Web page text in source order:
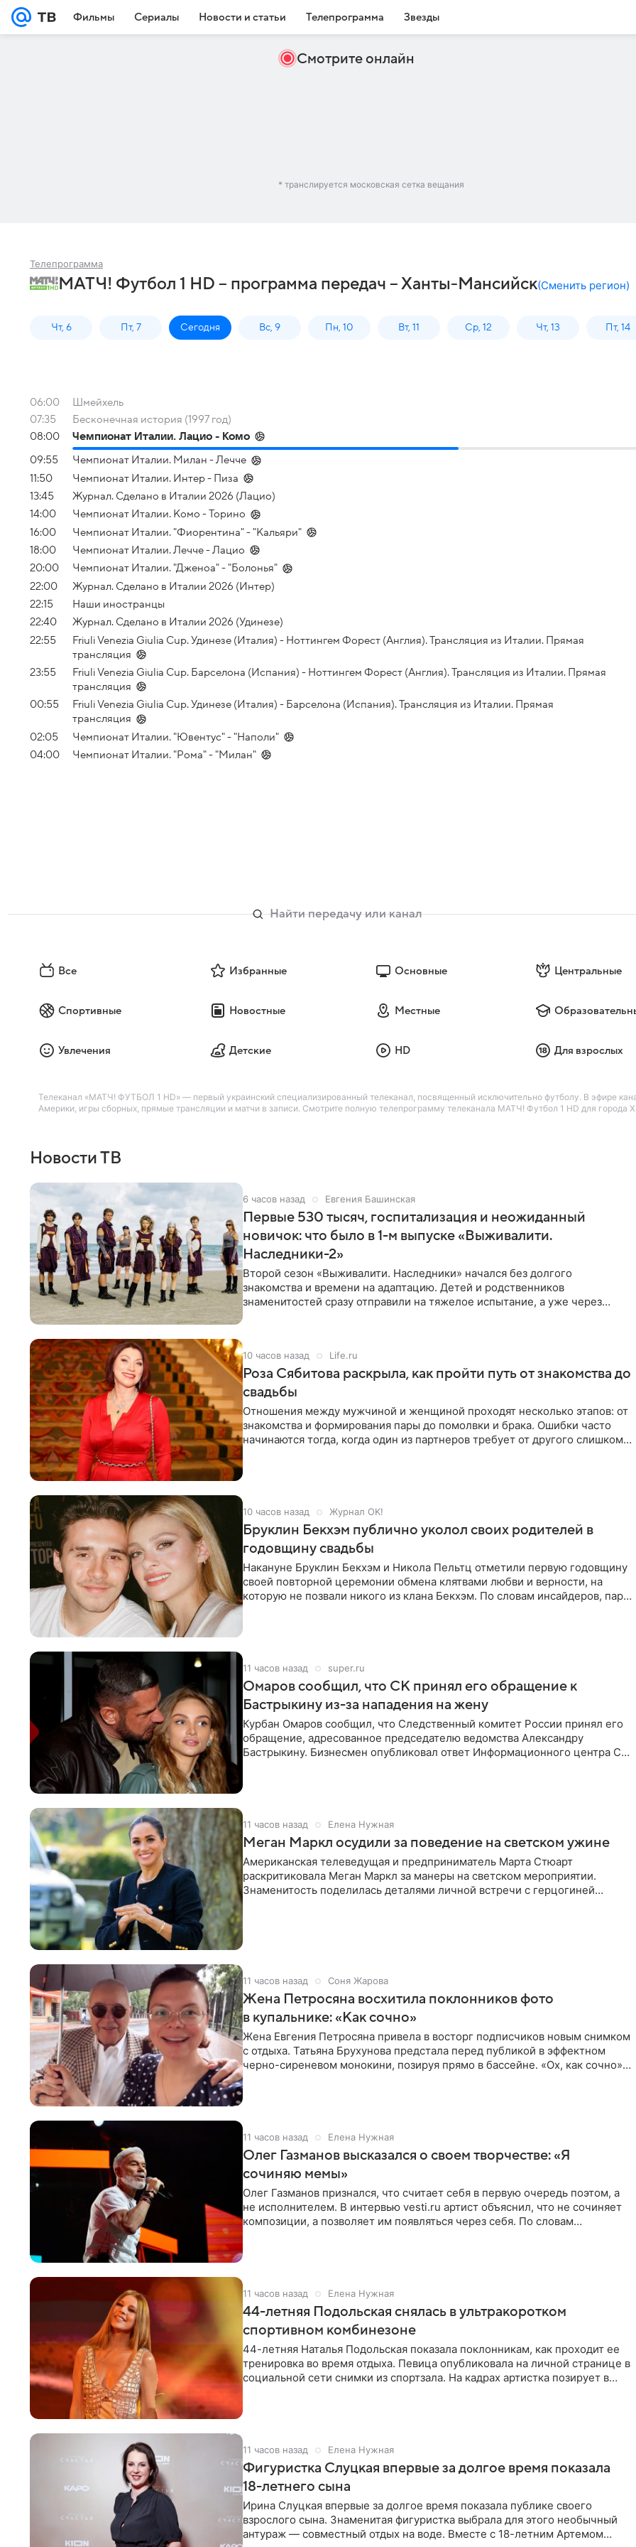
Фильмы Сериалы Новости и статьи Телепрограмма Звезды
Смотрите онлайн
* транслируется московская сетка вещания
Телепрограмма
МАТЧ! Футбол 1 HD – программа передач – Ханты-Мансийск(Сменить регион)
Чт, 6 Пт, 7 Сегодня Вс, 9 Пн, 10 Вт, 11 Ср, 12 Чт, 13 Пт, 14
06:00
Шмейхель
07:35
Бесконечная история (1997 год)
08:00
Чемпионат Италии. Лацио - Комо
09:55
Чемпионат Италии. Милан - Лечче
11:50
Чемпионат Италии. Интер - Пиза
13:45
Журнал. Сделано в Италии 2026 (Лацио)
14:00
Чемпионат Италии. Комо - Торино
16:00
Чемпионат Италии. "Фиорентина" - "Кальяри"
18:00
Чемпионат Италии. Лечче - Лацио
20:00
Чемпионат Италии. "Дженоа" - "Болонья"
22:00
Журнал. Сделано в Италии 2026 (Интер)
22:15
Наши иностранцы
22:40
Журнал. Сделано в Италии 2026 (Удинезе)
22:55
Friuli Venezia Giulia Cup. Удинезе (Италия) - Ноттингем Форест (Англия). Трансляция из Италии. Прямая
трансляция
23:55
Friuli Venezia Giulia Cup. Барселона (Испания) - Ноттингем Форест (Англия). Трансляция из Италии. Прямая
трансляция
00:55
Friuli Venezia Giulia Cup. Удинезе (Италия) - Барселона (Испания). Трансляция из Италии. Прямая
трансляция
02:05
Чемпионат Италии. "Ювентус" - "Наполи"
04:00
Чемпионат Италии. "Рома" - "Милан"
Все Избранные Основные Центральные
Спортивные Новостные Местные
Увлечения Детские HD Для взрослых
Телеканал «МАТЧ! ФУТБОЛ 1 HD» — первый украинский специализированный телеканал, посвященный исключительно футболу. В эфире
Америки, игры сборных, прямые трансляции и матчи в записи. Смотрите полную телепрограмму телеканала МАТЧ! Футбол 1 HD для города
Новости ТВ
6 часов назад Евгения Башинская
Первые 530 тысяч, госпитализация и неожиданный
новичок: что было в 1-м выпуске «Выживалити.
Наследники-2»
Второй сезон «Выживалити. Наследники» начался без долгого
знакомства и времени на адаптацию. Детей и родственников
знаменитостей сразу отправили на тяжелое испытание, а уже через
10 часов назад Life.ru
Роза Сябитова раскрыла, как пройти путь от знакомства до
свадьбы
Отношения между мужчиной и женщиной проходят несколько этапов: от
знакомства и формирования пары до помолвки и брака. Ошибки часто
начинаются тогда, когда один из партнеров требует от другого слишком
10 часов назад Журнал OK!
Бруклин Бекхэм публично уколол своих родителей в
годовщину свадьбы
Накануне Бруклин Бекхэм и Никола Пельтц отметили первую годовщину
своей повторной церемонии обмена клятвами любви и верности, на
которую не позвали никого из клана Бекхэм. По словам инсайдеров, пара
11 часов назад super.ru
Омаров сообщил, что СК принял его обращение к
Бастрыкину из-за нападения на жену
Курбан Омаров сообщил, что Следственный комитет России принял его
обращение, адресованное председателю ведомства Александру
Бастрыкину. Бизнесмен опубликовал ответ Информационного центра СК
11 часов назад Елена Нужная
Меган Маркл осудили за поведение на светском ужине
Американская телеведущая и предприниматель Марта Стюарт
раскритиковала Меган Маркл за манеры на светском мероприятии.
Знаменитость поделилась деталями личной встречи с герцогиней
11 часов назад Соня Жарова
Жена Петросяна восхитила поклонников фото
в купальнике: «Как сочно»
Жена Евгения Петросяна привела в восторг подписчиков новым снимком
с отдыха. Татьяна Брухунова предстала перед публикой в эффектном
черно-сиреневом монокини, позируя прямо в бассейне. «Ох, как сочно»,
11 часов назад Елена Нужная
Олег Газманов высказался о своем творчестве: «Я
сочиняю мемы»
Олег Газманов признался, что считает себя в первую очередь поэтом, а
не исполнителем. В интервью vesti.ru артист объяснил, что не сочиняет
композиции, а позволяет им появляться через себя. По словам
11 часов назад Елена Нужная
44-летняя Подольская снялась в ультракоротком
спортивном комбинезоне
44-летняя Наталья Подольская показала поклонникам, как проходит ее
тренировка во время отдыха. Певица опубликовала на личной странице в
социальной сети снимки из спортзала. На кадрах артистка позирует в
11 часов назад Елена Нужная
Фигуристка Слуцкая впервые за долгое время показала
18-летнего сына
Ирина Слуцкая впервые за долгое время показала публике своего
взрослого сына. Знаменитая фигуристка выбрала для этого необычный
антураж — совместный отдых на воде. Вместе с 18-летним Артемом